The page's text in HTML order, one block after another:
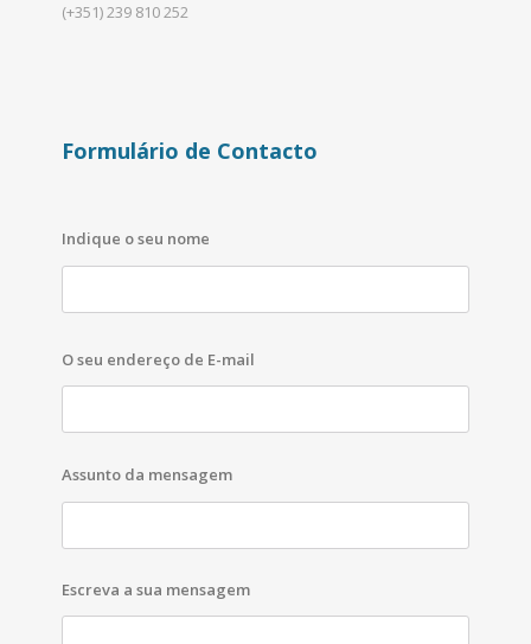
(+351) 239 810 252
Formulário de Contacto
Indique o seu nome
O seu endereço de E-mail
Assunto da mensagem
Escreva a sua mensagem